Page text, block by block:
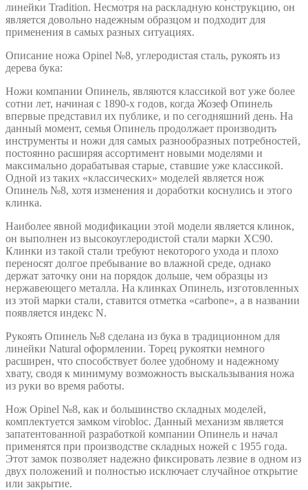
линейки Tradition. Несмотря на раскладную конструкцию, он
является довольно надежным образцом и подходит для
применения в самых разных ситуациях.
Описание ножа Opinel №8, углеродистая сталь, рукоять из
дерева бука:
Ножи компании Опинель, являются классикой вот уже более
сотни лет, начиная с 1890-х годов, когда Жозеф Опинель
впервые представил их публике, и по сегодняшний день. На
данный момент, семья Опинель продолжает производить
инструменты и ножи для самых разнообразных потребностей,
постоянно расширяя ассортимент новыми моделями и
максимально дорабатывая старые, ставшие уже классикой.
Одной из таких «классических» моделей является нож
Опинель №8, хотя изменения и доработки коснулись и этого
клинка.
Наиболее явной модификации этой модели является клинок,
он выполнен из высокоуглеродистой стали марки XC90.
Клинки из такой стали требуют некоторого ухода и плохо
переносят долгое пребывание во влажной среде, однако
держат заточку они на порядок дольше, чем образцы из
нержавеющего металла. На клинках Опинель, изготовленных
из этой марки стали, ставится отметка «carbone», а в названии
появляется индекс N.
Рукоять Опинель №8 сделана из бука в традиционном для
линейки Natural оформлении. Торец рукоятки немного
расширен, что способствует более удобному и надежному
хвату, сводя к минимуму возможность выскальзывания ножа
из руки во время работы.
Нож Opinel №8, как и большинство складных моделей,
комплектуется замком virobloc. Данный механизм является
запатентованной разработкой компании Опинель и начал
применятся при производстве складных ножей с 1955 года.
Этот замок позволяет надежно фиксировать лезвие в одном из
двух положений и полностью исключает случайное открытие
или закрытие.